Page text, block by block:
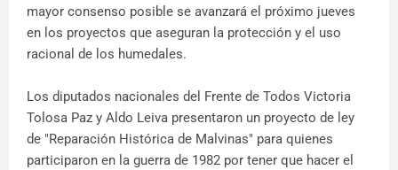
mayor consenso posible se avanzará el próximo jueves
en los proyectos que aseguran la protección y el uso
racional de los humedales.
Los diputados nacionales del Frente de Todos Victoria
Tolosa Paz y Aldo Leiva presentaron un proyecto de ley
de "Reparación Histórica de Malvinas" para quienes
participaron en la guerra de 1982 por tener que hacer el